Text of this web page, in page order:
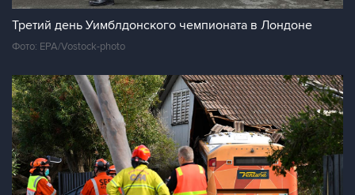
Третий день Уимблдонского чемпионата в Лондоне
Фото: EPA/Vostock-photo